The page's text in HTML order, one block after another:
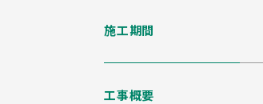
施工期間
工事概要